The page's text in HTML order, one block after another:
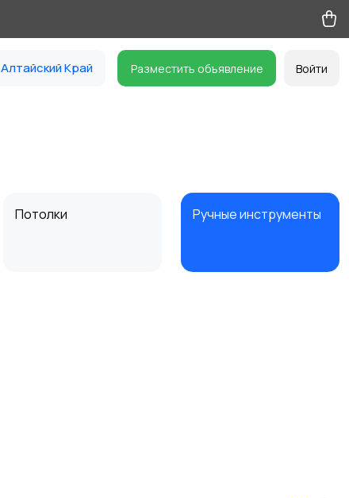
Алтайский Край Разместить объявление Войти
Потолки Ручные инструменты